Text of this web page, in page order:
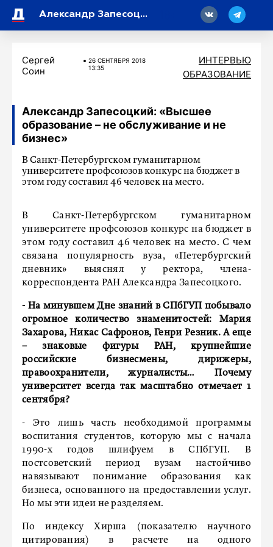
Александр Запесоцкий: «Высшее образование – не обслуживание и не бизнес»
Сергей
Соин
26 СЕНТЯБРЯ 2018
13:35
ИНТЕРВЬЮ
ОБРАЗОВАНИЕ
Александр Запесоцкий: «Высшее
образование – не обслуживание и не
бизнес»
В Санкт-Петербургском гуманитарном
университете профсоюзов конкурс на бюджет в
этом году составил 46 человек на место.
В Санкт-Петербургском гуманитарном
университете профсоюзов конкурс на бюджет в
этом году составил 46 человек на место. С чем
связана популярность вуза, «Петербургский
дневник» выяснял у ректора, члена-
корреспондента РАН Александра Запесоцкого.
- На минувшем Дне знаний в СПбГУП побывало
огромное количество знаменитостей: Мария
Захарова, Никас Сафронов, Генри Резник. А еще
– знаковые фигуры РАН, крупнейшие
российские бизнесмены, дирижеры,
правоохранители, журналисты… Почему
университет всегда так масштабно отмечает 1
сентября?
- Это лишь часть необходимой программы
воспитания студентов, которую мы с начала
1990-х годов шлифуем в СПбГУП. В
постсоветский период вузам настойчиво
навязывают понимание образования как
бизнеса, основанного на предоставлении услуг.
Но мы эти идеи не разделяем.
По индексу Хирша (показателю научного
цитирования) в расчете на одного